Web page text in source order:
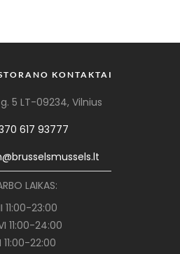
KONTAKTAI
5 LT-09234, Vilnius
617 93777
LAIKAS:
11:00-23:00
11:00-24:00
11:00-22:00